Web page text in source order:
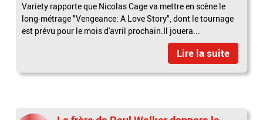
Variety rapporte que Nicolas Cage va mettre en scène le
long-métrage "Vengeance: A Love Story", dont le tournage
est prévu pour le mois d'avril prochain.Il jouera...
Lire la suite